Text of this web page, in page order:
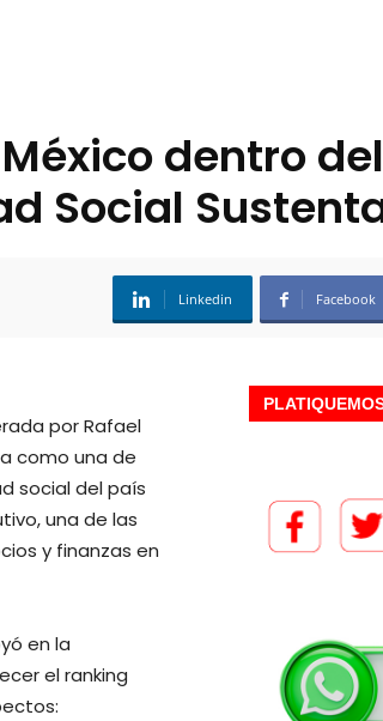
dentro
Social
Linkedin Facebook
por Rafael
como una de
social del país
una de las
y finanzas en
en la
el ranking